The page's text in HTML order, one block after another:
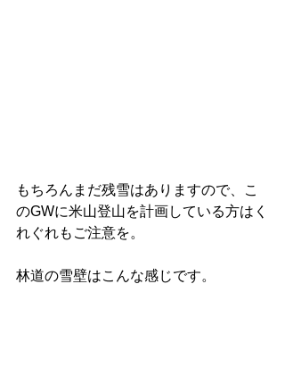
もちろんまだ残雪はありますので、こ
のGWに米山登山を計画している方はく
れぐれもご注意を。
林道の雪壁はこんな感じです。